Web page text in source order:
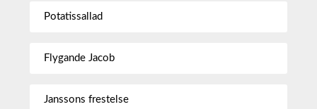
Potatissallad
Flygande Jacob
Janssons frestelse